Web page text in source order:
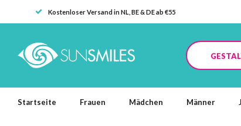
Kostenloser Versand in NL, BE & DE ab €55
Startseite Frauen Mädchen Männer